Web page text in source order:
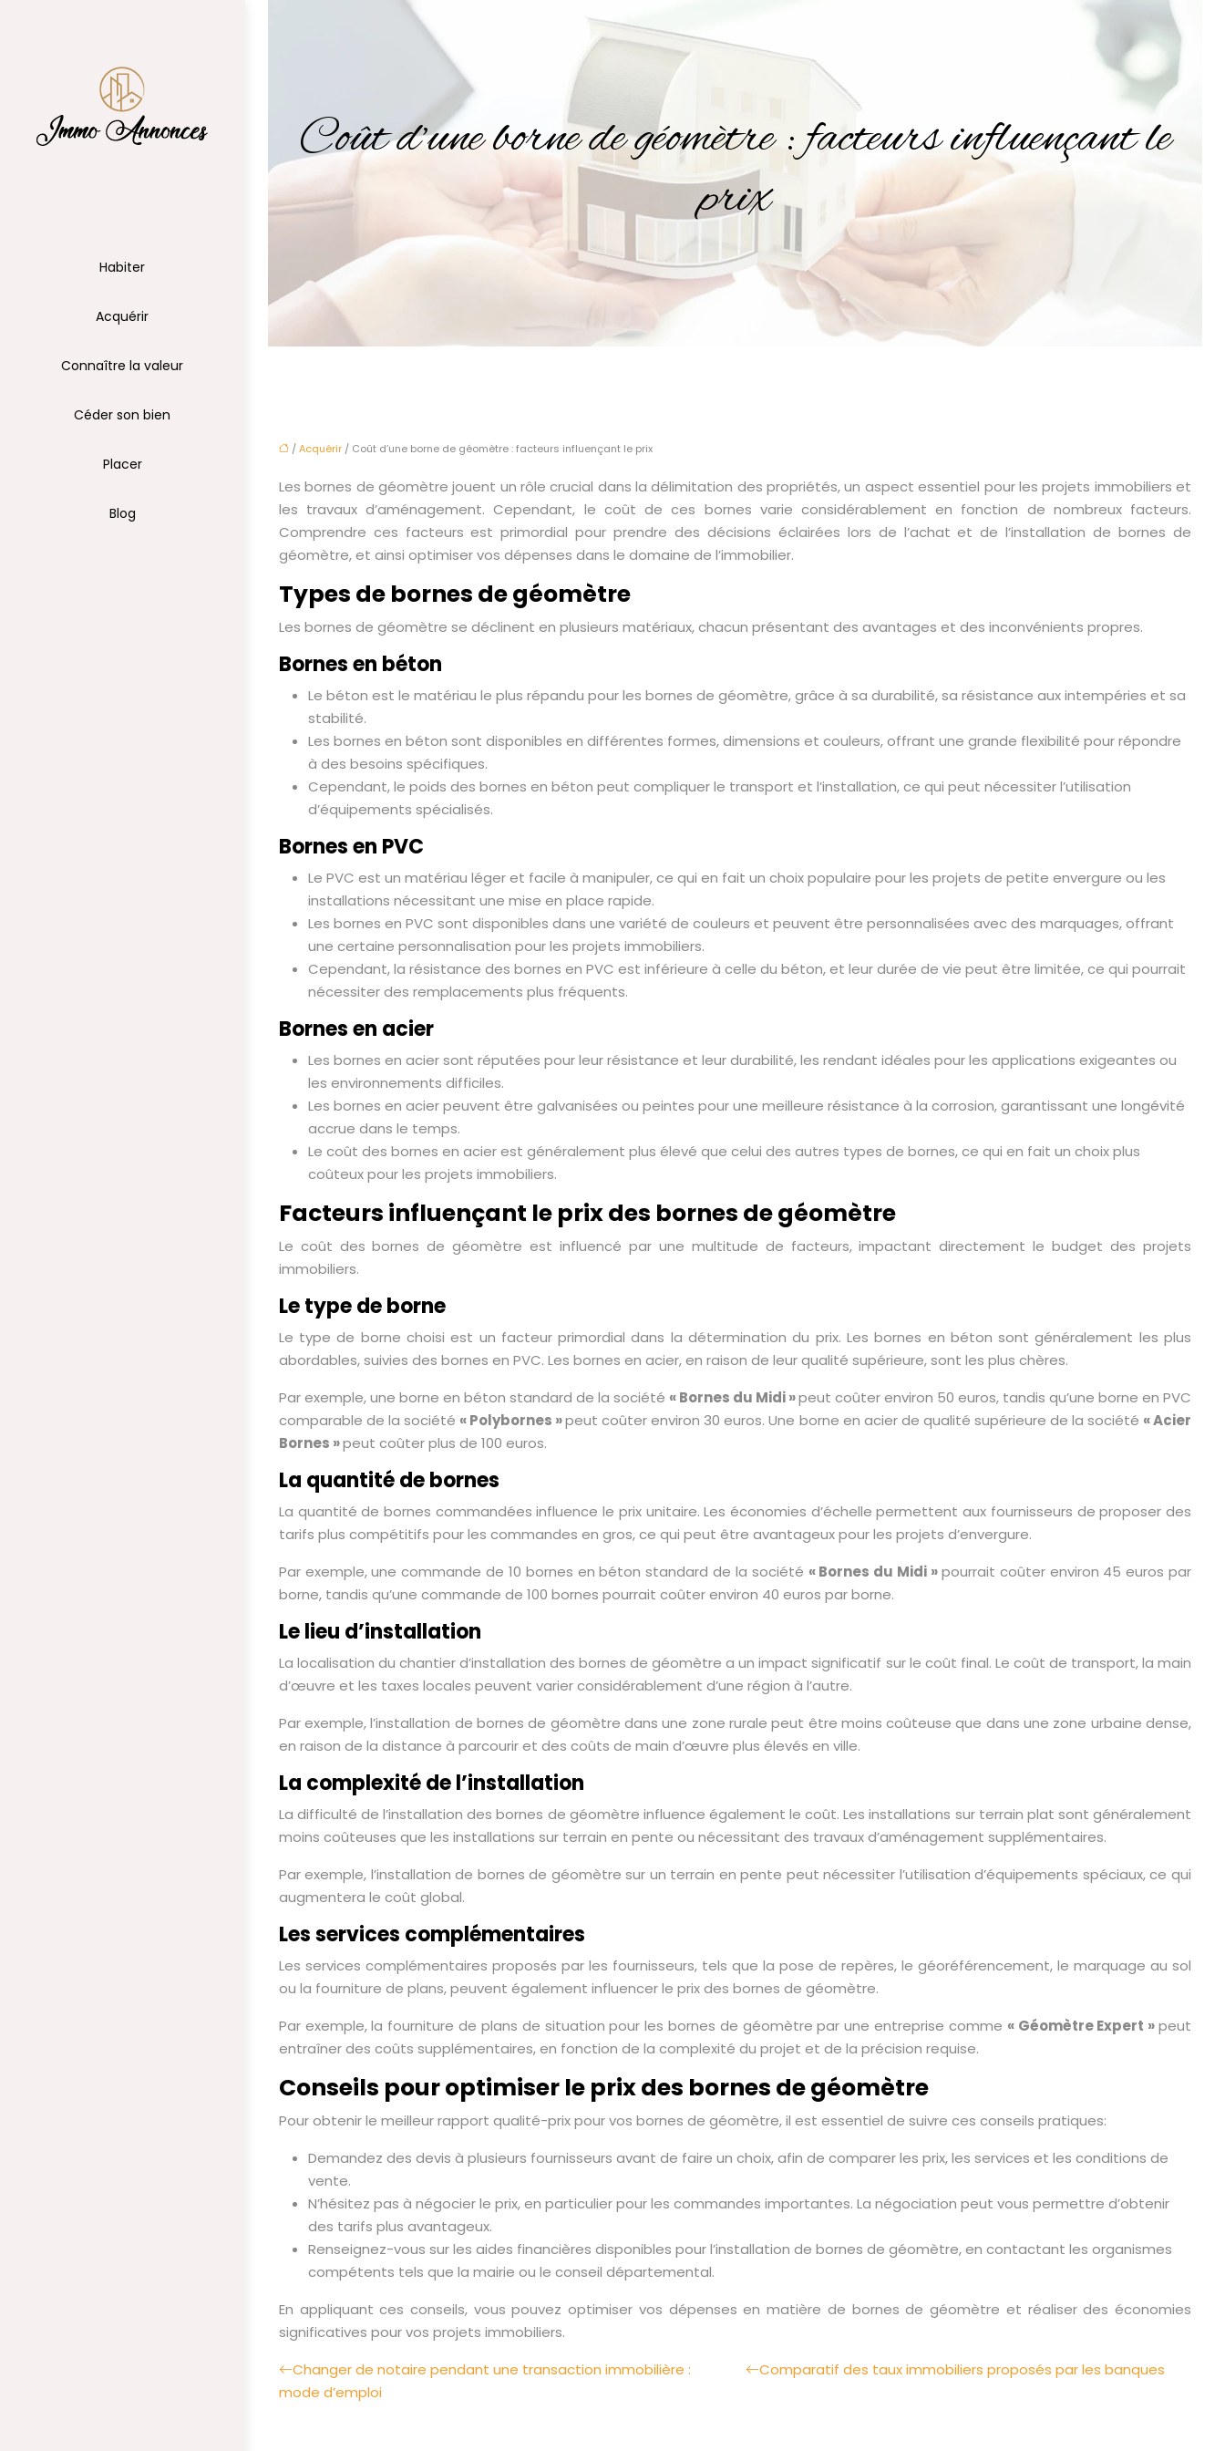
Habiter
Acquérir
Connaître la valeur
Céder son bien
Placer
Blog
Coût d’une borne de géomètre : facteurs influençant le
prix
/Acquérir/ Coût d’une borne de géomètre : facteurs influençant le prix
Les bornes de géomètre jouent un rôle crucial dans la délimitation des propriétés, un aspect essentiel pour les projets immobiliers et
les travaux d’aménagement. Cependant, le coût de ces bornes varie considérablement en fonction de nombreux facteurs.
Comprendre ces facteurs est primordial pour prendre des décisions éclairées lors de l’achat et de l’installation de bornes de
géomètre, et ainsi optimiser vos dépenses dans le domaine de l’immobilier.
Types de bornes de géomètre
Les bornes de géomètre se déclinent en plusieurs matériaux, chacun présentant des avantages et des inconvénients propres.
Bornes en béton
Le béton est le matériau le plus répandu pour les bornes de géomètre, grâce à sa durabilité, sa résistance aux intempéries et sa
stabilité.
Les bornes en béton sont disponibles en différentes formes, dimensions et couleurs, offrant une grande flexibilité pour répondre
à des besoins spécifiques.
Cependant, le poids des bornes en béton peut compliquer le transport et l’installation, ce qui peut nécessiter l’utilisation
d’équipements spécialisés.
Bornes en PVC
Le PVC est un matériau léger et facile à manipuler, ce qui en fait un choix populaire pour les projets de petite envergure ou les
installations nécessitant une mise en place rapide.
Les bornes en PVC sont disponibles dans une variété de couleurs et peuvent être personnalisées avec des marquages, offrant
une certaine personnalisation pour les projets immobiliers.
Cependant, la résistance des bornes en PVC est inférieure à celle du béton, et leur durée de vie peut être limitée, ce qui pourrait
nécessiter des remplacements plus fréquents.
Bornes en acier
Les bornes en acier sont réputées pour leur résistance et leur durabilité, les rendant idéales pour les applications exigeantes ou
les environnements difficiles.
Les bornes en acier peuvent être galvanisées ou peintes pour une meilleure résistance à la corrosion, garantissant une longévité
accrue dans le temps.
Le coût des bornes en acier est généralement plus élevé que celui des autres types de bornes, ce qui en fait un choix plus
coûteux pour les projets immobiliers.
Facteurs influençant le prix des bornes de géomètre
Le coût des bornes de géomètre est influencé par une multitude de facteurs, impactant directement le budget des projets
immobiliers.
Le type de borne
Le type de borne choisi est un facteur primordial dans la détermination du prix. Les bornes en béton sont généralement les plus
abordables, suivies des bornes en PVC. Les bornes en acier, en raison de leur qualité supérieure, sont les plus chères.
Par exemple, une borne en béton standard de la société « Bornes du Midi »peut coûter environ 50 euros, tandis qu’une borne en PVC
comparable de la société « Polybornes »peut coûter environ 30 euros. Une borne en acier de qualité supérieure de la société « Acier
Bornes »peut coûter plus de 100 euros.
La quantité de bornes
La quantité de bornes commandées influence le prix unitaire. Les économies d’échelle permettent aux fournisseurs de proposer des
tarifs plus compétitifs pour les commandes en gros, ce qui peut être avantageux pour les projets d’envergure.
Par exemple, une commande de 10 bornes en béton standard de la société « Bornes du Midi »pourrait coûter environ 45 euros par
borne, tandis qu’une commande de 100 bornes pourrait coûter environ 40 euros par borne.
Le lieu d’installation
La localisation du chantier d’installation des bornes de géomètre a un impact significatif sur le coût final. Le coût de transport, la main
d’œuvre et les taxes locales peuvent varier considérablement d’une région à l’autre.
Par exemple, l’installation de bornes de géomètre dans une zone rurale peut être moins coûteuse que dans une zone urbaine dense,
en raison de la distance à parcourir et des coûts de main d’œuvre plus élevés en ville.
La complexité de l’installation
La difficulté de l’installation des bornes de géomètre influence également le coût. Les installations sur terrain plat sont généralement
moins coûteuses que les installations sur terrain en pente ou nécessitant des travaux d’aménagement supplémentaires.
Par exemple, l’installation de bornes de géomètre sur un terrain en pente peut nécessiter l’utilisation d’équipements spéciaux, ce qui
augmentera le coût global.
Les services complémentaires
Les services complémentaires proposés par les fournisseurs, tels que la pose de repères, le géoréférencement, le marquage au sol
ou la fourniture de plans, peuvent également influencer le prix des bornes de géomètre.
Par exemple, la fourniture de plans de situation pour les bornes de géomètre par une entreprise comme « Géomètre Expert »peut
entraîner des coûts supplémentaires, en fonction de la complexité du projet et de la précision requise.
Conseils pour optimiser le prix des bornes de géomètre
Pour obtenir le meilleur rapport qualité-prix pour vos bornes de géomètre, il est essentiel de suivre ces conseils pratiques:
Demandez des devis à plusieurs fournisseurs avant de faire un choix, afin de comparer les prix, les services et les conditions de
vente.
N’hésitez pas à négocier le prix, en particulier pour les commandes importantes. La négociation peut vous permettre d’obtenir
des tarifs plus avantageux.
Renseignez-vous sur les aides financières disponibles pour l’installation de bornes de géomètre, en contactant les organismes
compétents tels que la mairie ou le conseil départemental.
En appliquant ces conseils, vous pouvez optimiser vos dépenses en matière de bornes de géomètre et réaliser des économies
significatives pour vos projets immobiliers.
Changer de notaire pendant une transaction immobilière :
mode d’emploi
Comparatif des taux immobiliers proposés par les banques